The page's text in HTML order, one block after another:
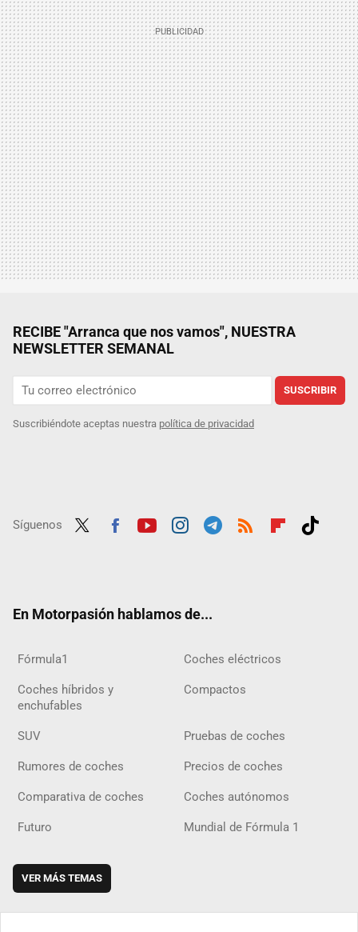
RECIBE "Arranca que nos vamos", NUESTRA
NEWSLETTER SEMANAL
SUSCRIBIR
Suscribiéndote aceptas nuestra política de privacidad
Síguenos
En Motorpasión hablamos de...
Fórmula1 Coches eléctricos
Coches híbridos y
enchufables
Compactos
SUV Pruebas de coches
Rumores de coches Precios de coches
Comparativa de coches Coches autónomos
Futuro Mundial de Fórmula 1
VER MÁS TEMAS